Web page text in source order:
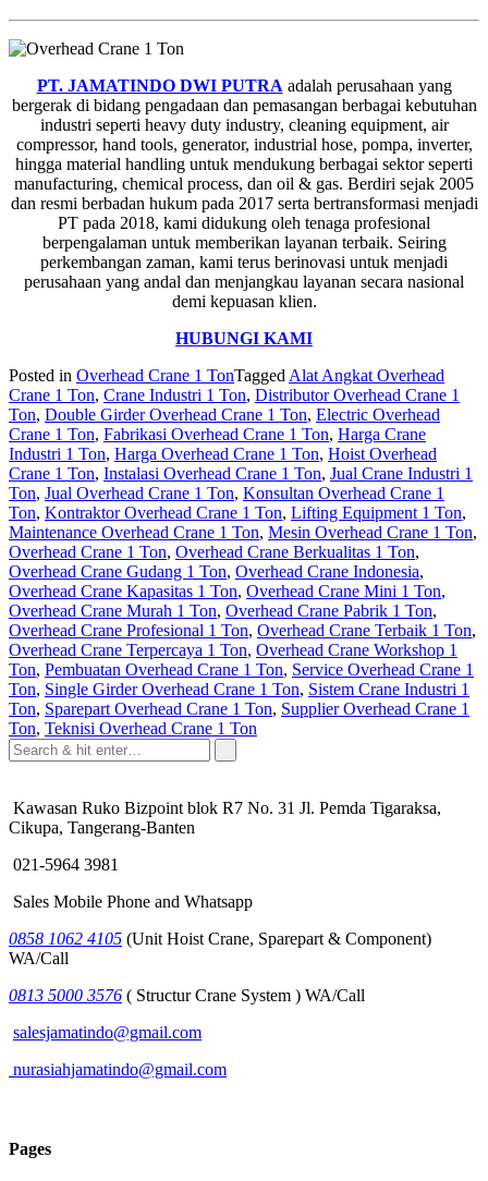
PT. JAMATINDO DWI PUTRA adalah perusahaan yang
bergerak di bidang pengadaan dan pemasangan berbagai kebutuhan
industri seperti heavy duty industry, cleaning equipment, air
compressor, hand tools, generator, industrial hose, pompa, inverter,
hingga material handling untuk mendukung berbagai sektor seperti
manufacturing, chemical process, dan oil & gas. Berdiri sejak 2005
dan resmi berbadan hukum pada 2017 serta bertransformasi menjadi
PT pada 2018, kami didukung oleh tenaga profesional
berpengalaman untuk memberikan layanan terbaik. Seiring
perkembangan zaman, kami terus berinovasi untuk menjadi
perusahaan yang andal dan menjangkau layanan secara nasional
demi kepuasan klien.
HUBUNGI KAMI
Posted in Overhead Crane 1 TonTagged Alat Angkat Overhead
Crane 1 Ton, Crane Industri 1 Ton, Distributor Overhead Crane 1
Ton, Double Girder Overhead Crane 1 Ton, Electric Overhead
Crane 1 Ton, Fabrikasi Overhead Crane 1 Ton, Harga Crane
Industri 1 Ton, Harga Overhead Crane 1 Ton, Hoist Overhead
Crane 1 Ton, Instalasi Overhead Crane 1 Ton, Jual Crane Industri 1
Ton, Jual Overhead Crane 1 Ton, Konsultan Overhead Crane 1
Ton, Kontraktor Overhead Crane 1 Ton, Lifting Equipment 1 Ton,
Maintenance Overhead Crane 1 Ton, Mesin Overhead Crane 1 Ton,
Overhead Crane 1 Ton, Overhead Crane Berkualitas 1 Ton,
Overhead Crane Gudang 1 Ton, Overhead Crane Indonesia,
Overhead Crane Kapasitas 1 Ton, Overhead Crane Mini 1 Ton,
Overhead Crane Murah 1 Ton, Overhead Crane Pabrik 1 Ton,
Overhead Crane Profesional 1 Ton, Overhead Crane Terbaik 1 Ton,
Overhead Crane Terpercaya 1 Ton, Overhead Crane Workshop 1
Ton, Pembuatan Overhead Crane 1 Ton, Service Overhead Crane 1
Ton, Single Girder Overhead Crane 1 Ton, Sistem Crane Industri 1
Ton, Sparepart Overhead Crane 1 Ton, Supplier Overhead Crane 1
Ton, Teknisi Overhead Crane 1 Ton
Kawasan Ruko Bizpoint blok R7 No. 31 Jl. Pemda Tigaraksa,
Cikupa, Tangerang-Banten
021-5964 3981
Sales Mobile Phone and Whatsapp
0858 1062 4105 (Unit Hoist Crane, Sparepart & Component)
WA/Call
0813 5000 3576 ( Structur Crane System ) WA/Call
salesjamatindo@gmail.com
nurasiahjamatindo@gmail.com
Pages